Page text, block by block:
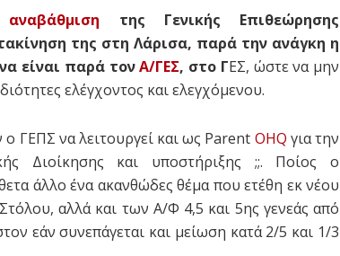
αναβάθμιση της Γενικής Επιθεώρησης
της στη Λάρισα, παρά την ανάγκη η
είναι παρά τονΑ/ΓΕΣ, στο ΓΕΣ, ώστε να μην
ελέγχοντος και ελεγχόμενου.
ο ΓΕΠΣ να λειτουργεί και ως Parent OHQ για την
Διοίκησης και υποστήριξης ;;. Ποίος ο
άλλο ένα ακανθώδες θέμα που ετέθη εκ νέου
αλλά και των Α/Φ 4,5 και 5ης γενεάς από
εάν συνεπάγεται και μείωση κατά 2/5 και 1/3